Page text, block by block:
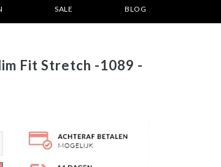
SALE BLOG
Fit Stretch -1089 -